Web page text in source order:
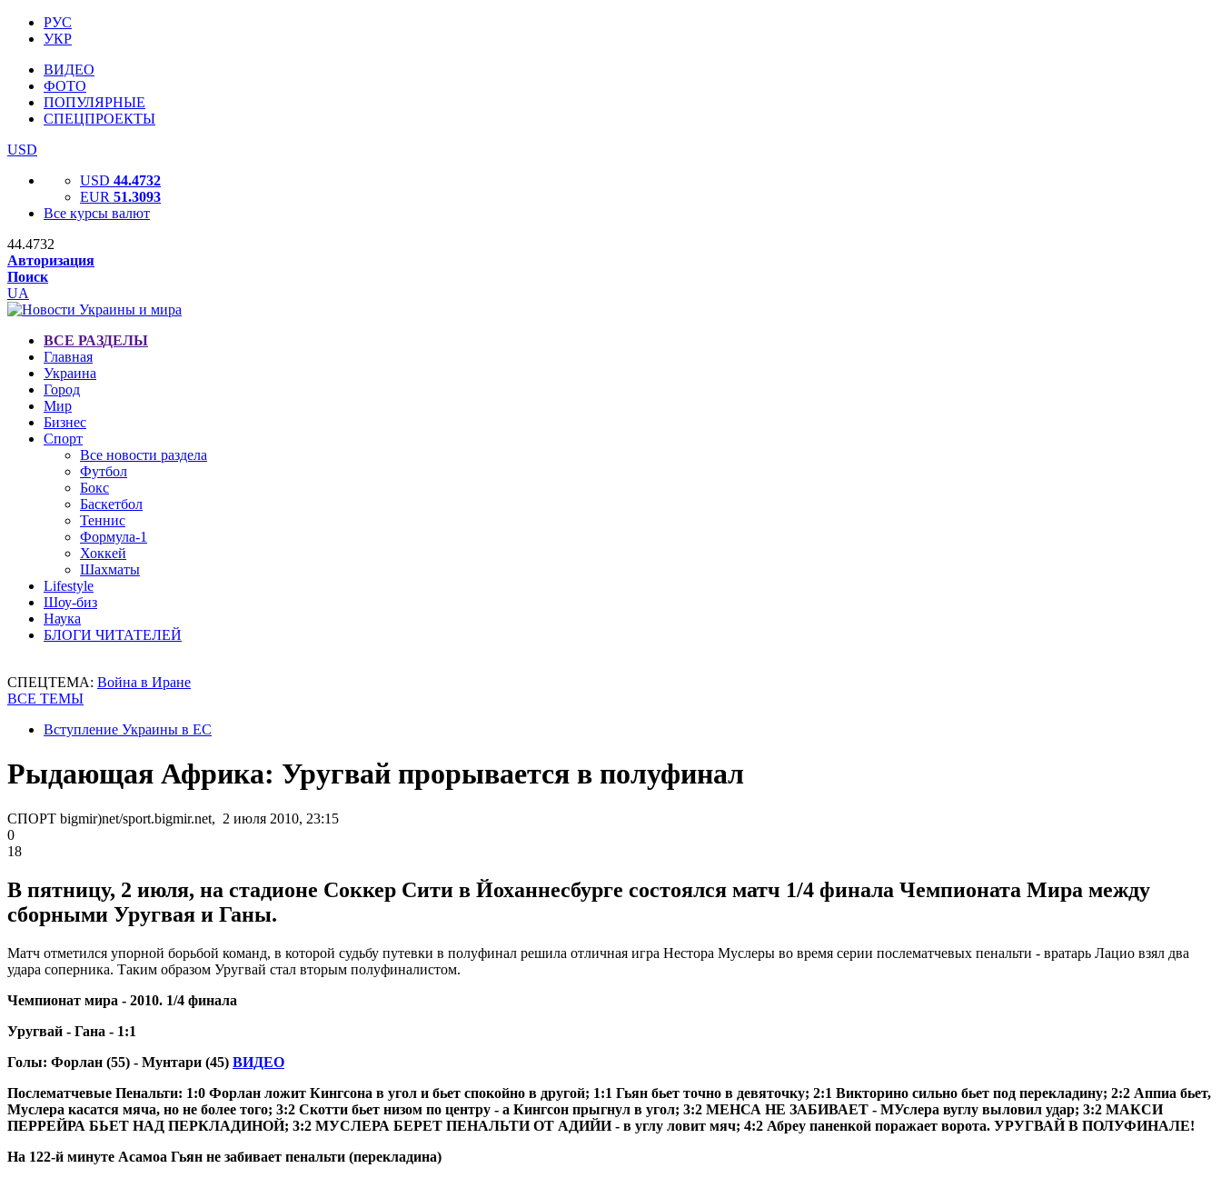
РУС
УКР
ВИДЕО
ФОТО
ПОПУЛЯРНЫЕ
СПЕЦПРОЕКТЫ
USD
USD 44.4732
EUR 51.3093
Все курсы валют
44.4732
Авторизация
Поиск
UA
ВСЕ РАЗДЕЛЫ
Главная
Украина
Город
Мир
Бизнес
Спорт
Все новости раздела
Футбол
Бокс
Баскетбол
Теннис
Формула-1
Хоккей
Шахматы
Lifestyle
Шоу-биз
Наука
БЛОГИ ЧИТАТЕЛЕЙ
СПЕЦТЕМА: Война в Иране
ВСЕ ТЕМЫ
Вступление Украины в ЕС
Рыдающая Африка: Уругвай прорывается в полуфинал
СПОРТ bigmir)net/sport.bigmir.net, 2 июля 2010, 23:15
0
18
В пятницу, 2 июля, на стадионе Соккер Сити в Йоханнесбурге состоялся матч 1/4 финала Чемпионата Мира между
сборными Уругвая и Ганы.
Матч отметился упорной борьбой команд, в которой судьбу путевки в полуфинал решила отличная игра Нестора Муслеры во время серии послематчевых пенальти - вратарь Лацио взял два
удара соперника. Таким образом Уругвай стал вторым полуфиналистом.
Чемпионат мира - 2010. 1/4 финала
Уругвай - Гана - 1:1
Голы: Форлан (55) - Мунтари (45) ВИДЕО
Послематчевые Пенальти: 1:0 Форлан ложит Кингсона в угол и бьет спокойно в другой; 1:1 Гьян бьет точно в девяточку; 2:1 Викторино сильно бьет под перекладину; 2:2 Аппиа бьет,
Муслера касатся мяча, но не более того; 3:2 Скотти бьет низом по центру - а Кингсон прыгнул в угол; 3:2 МЕНСА НЕ ЗАБИВАЕТ - МУслера вуглу выловил удар; 3:2 МАКСИ
ПЕРРЕЙРА БЬЕТ НАД ПЕРКЛАДИНОЙ; 3:2 МУСЛЕРА БЕРЕТ ПЕНАЛЬТИ ОТ АДИЙИ - в углу ловит мяч; 4:2 Абреу паненкой поражает ворота. УРУГВАЙ В ПОЛУФИНАЛЕ!
На 122-й минуте Асамоа Гьян не забивает пенальти (перекладина)